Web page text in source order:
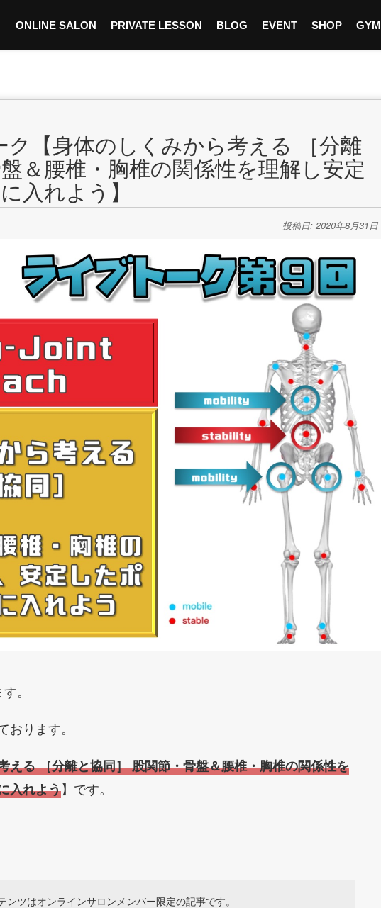
ONLINE SALON PRIVATE LESSON BLOG EVENT SHOP GYM
【身体のしくみから考える ［分離
＆腰椎・胸椎の関係性を理解し安定
入れよう】
投稿日: 2020年8月31日
。
ります。
える ［分離と協同］ 股関節・骨盤＆腰椎・胸椎の関係性を
入れよう】です。
ンツはオンラインサロンメンバー限定の記事です。